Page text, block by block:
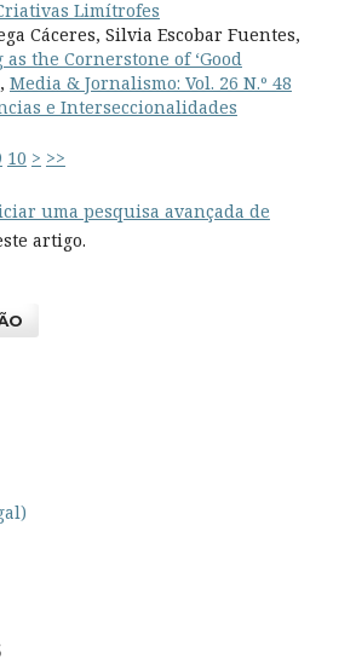
Limítrofes
Cáceres, Silvia Escobar Fuentes,
the Cornerstone of ‘Good
, Media & Jornalismo: Vol. 26 N.º 48
e Interseccionalidades
10 > >>
uma pesquisa avançada de
artigo.